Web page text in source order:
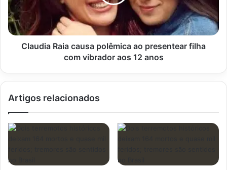
presentear
filha
com
vibrador
Claudia Raia causa polêmica ao presentear filha
com vibrador aos 12 anos
Artigos relacionados